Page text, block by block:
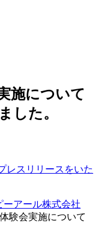
施について
した。
レスリリースをいた
ーアール株式会社
験会実施について